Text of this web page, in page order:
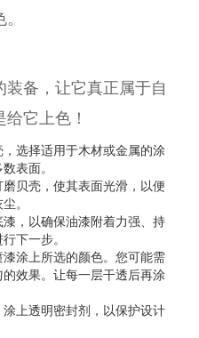
备，让它真正属于自
它上色！
选择适用于木材或金属的涂
表面。
贝壳，使其表面光滑，以便
。
，以确保油漆附着力强、持
下一步。
涂上所选的颜色。您可能需
效果。让每一层干透后再涂
上透明密封剂，以保护设计